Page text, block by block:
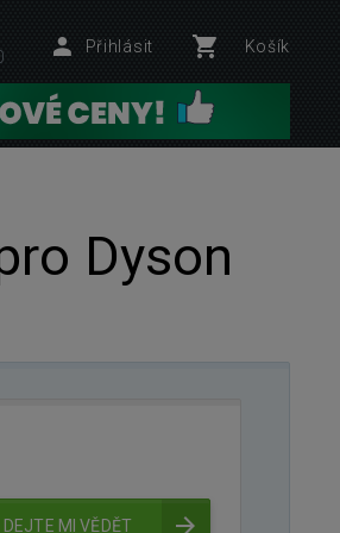
Přihlásit Košík
Dyson
DEJTE MI VĚDĚT